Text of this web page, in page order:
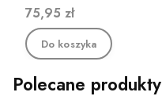
Cena
75,95 zł
Do koszyka
Polecane produkty